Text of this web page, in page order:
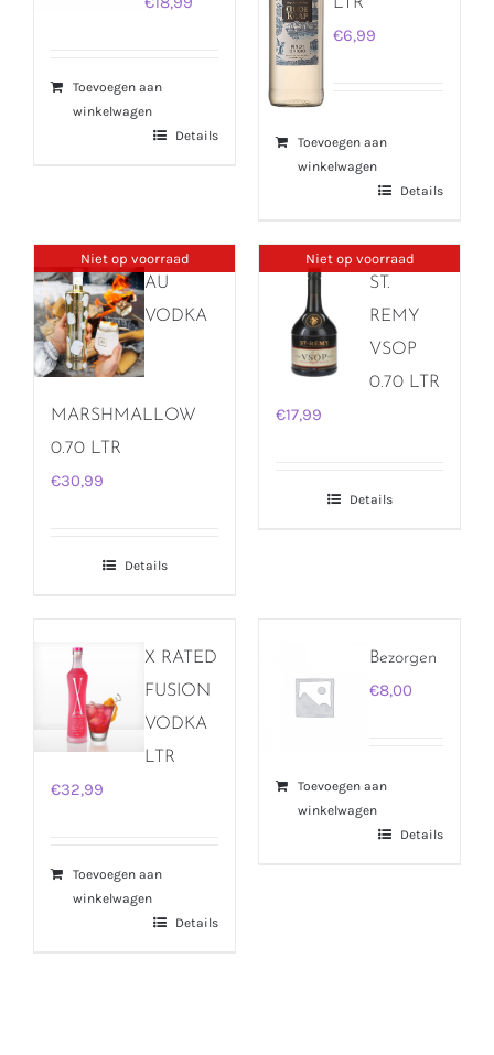
Toevoegen aan
winkelwagen
Details
LTR
€6,99
Toevoegen aan
winkelwagen
Details
Niet op voorraad
AU
VODKA
MARSHMALLOW
0.70 LTR
€30,99
Details
Niet op voorraad
ST.
REMY
VSOP
0.70 LTR
€17,99
Details
X RATED
FUSION
VODKA
LTR
€32,99
Toevoegen aan
winkelwagen
Details
Bezorgen
€8,00
Toevoegen aan
winkelwagen
Details